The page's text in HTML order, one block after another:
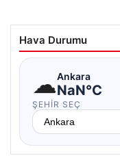
Hava Durumu
☁Ankara
NaN°C
ŞEHIR SEÇ